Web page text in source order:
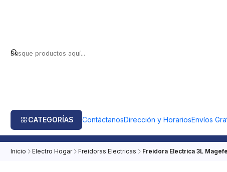
CATEGORÍAS ContáctanosDirección y HorariosEnvíos
Inicio Electro Hogar Freidoras Electricas Freidora Electrica 3L